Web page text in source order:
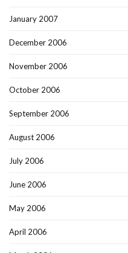
January 2007
December 2006
November 2006
October 2006
September 2006
August 2006
July 2006
June 2006
May 2006
April 2006